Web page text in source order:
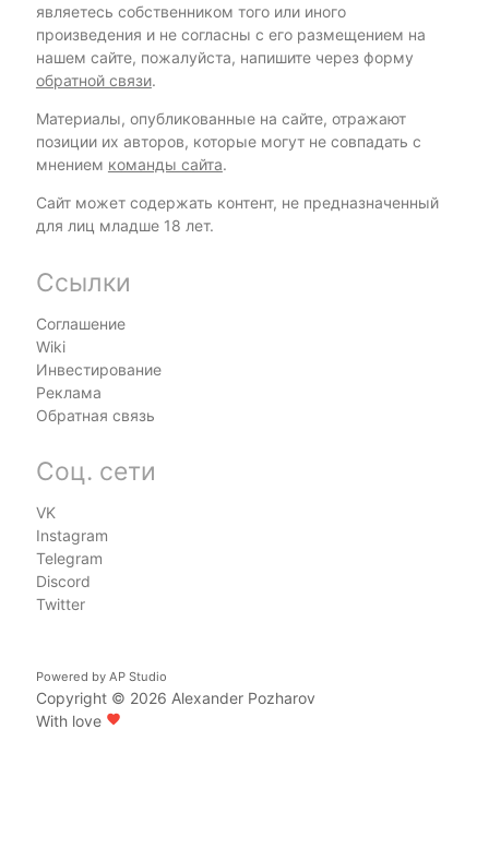
являетесь собственником того или иного
произведения и не согласны с его размещением на
нашем сайте, пожалуйста, напишите через форму
обратной связи.
Материалы, опубликованные на сайте, отражают
позиции их авторов, которые могут не совпадать с
мнением команды сайта.
Сайт может содержать контент, не предназначенный
для лиц младше 18 лет.
Ссылки
Соглашение
Wiki
Инвестирование
Реклама
Обратная связь
Соц. сети
VK
Instagram
Telegram
Discord
Twitter
Powered by AP Studio
Copyright © 2026 Alexander Pozharov
With love favorite